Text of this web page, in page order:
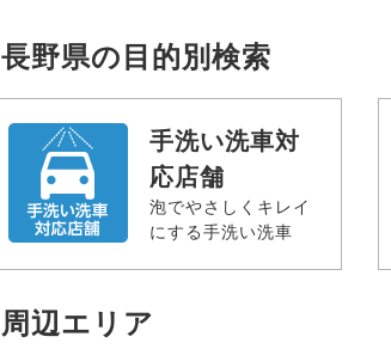
長野県の目的別検索
手洗い洗車対
応店舗
泡でやさしくキレイ
にする手洗い洗車
周辺エリア